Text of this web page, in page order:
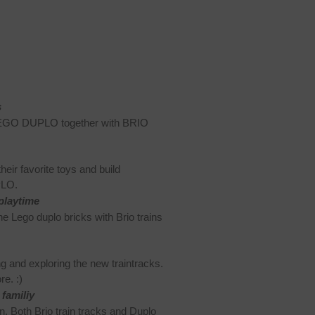
DUPLO together with BRIO
favorite toys and build
Lego duplo bricks with Brio trains
and exploring the new traintracks.
:)
familiy
Both Brio train tracks and Duplo